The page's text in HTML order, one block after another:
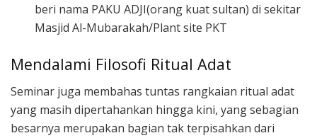
beri nama PAKU ADJI(orang kuat sultan) di sekitar
Masjid Al-Mubarakah/Plant site PKT
Mendalami Filosofi Ritual Adat
Seminar juga membahas tuntas rangkaian ritual adat
yang masih dipertahankan hingga kini, yang sebagian
besarnya merupakan bagian tak terpisahkan dari